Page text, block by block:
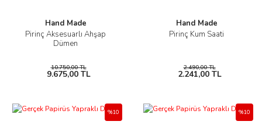
Hand Made
Pirinç Aksesuarlı Ahşap
Dümen
10.750,00 TL
9.675,00 TL
Hand Made
Pirinç Kum Saati
2.490,00 TL
2.241,00 TL
%10 %10